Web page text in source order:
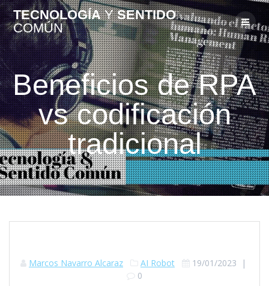
TECNOLOGÍAYSENTIDO
COMÚN
Beneficios de RPA
vs codificación
tradicional
Marcos Navarro Alcaraz AI Robot 19/01/2023 |
0